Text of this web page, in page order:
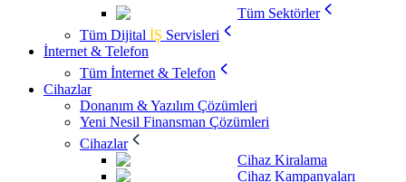
Tüm Sektörler
Tüm Dijital İŞ Servisleri
İnternet & Telefon
Tüm İnternet & Telefon
Cihazlar
Donanım & Yazılım Çözümleri
Yeni Nesil Finansman Çözümleri
Cihazlar
Cihaz Kiralama
Cihaz Kampanyaları